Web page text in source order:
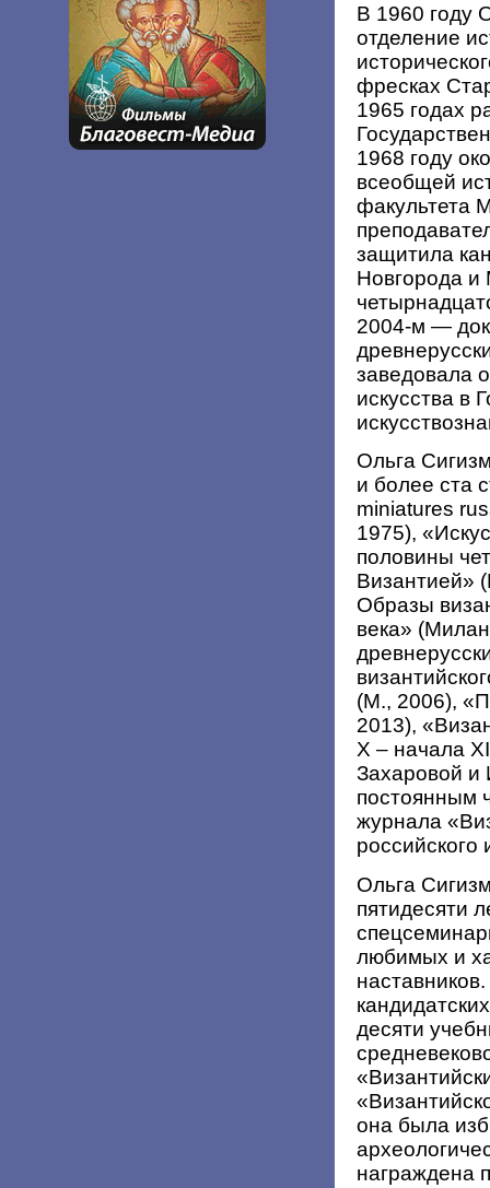
В 1960 году
отделение
фресках
1965 годах
1968 году
всеобщей
факультета
защитила
Новгорода и
2004-м —
заведовала
искусства в
Ольга
и более ста
miniatures
1975),
половины
Византией»
Образы
века»
(М., 2006),
2013),
X – начала
Захаровой и
постоянным
журнала
российского
Ольга
пятидесяти
любимых и
десяти
она была
награждена